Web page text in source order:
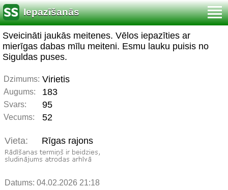
Iepazīšanās
Sveicināti jaukās meitenes. Vēlos iepazīties ar
mierīgas dabas mīlu meiteni. Esmu lauku puisis no
Siguldas puses.
Dzimums: Virietis
Augums: 183
Svars: 95
Vecums: 52
Vieta: Rīgas rajons
Datums: 04.02.2026 21:18